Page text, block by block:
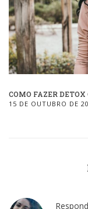
COMO FAZER
15 DE OUTUBRO DE